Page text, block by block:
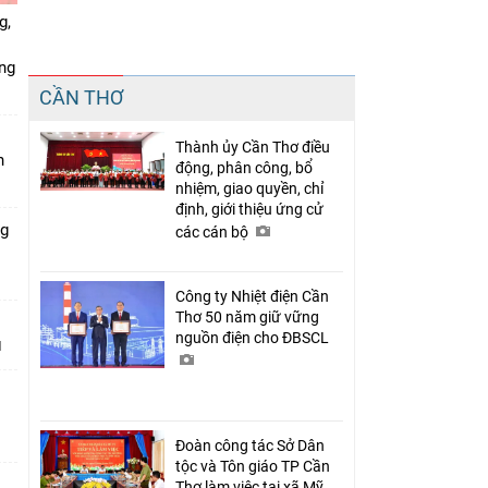
Chia sẻ
CẦN THƠ
Thành ủy Cần Thơ điều
động, phân công, bổ
nhiệm, giao quyền, chỉ
định, giới thiệu ứng cử
các cán bộ
Công ty Nhiệt điện Cần
Thơ 50 năm giữ vững
nguồn điện cho ĐBSCL
Đoàn công tác Sở Dân
tộc và Tôn giáo TP Cần